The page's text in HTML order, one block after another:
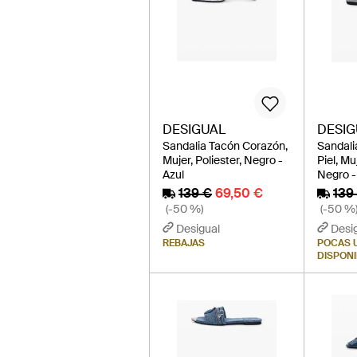
DESIGUAL
Sandalia Tacón Corazón,
Mujer, Poliester, Negro -
Azul
139 €69,50 €
(-50 %)
Desigual
REBAJAS
Piel,
Negro
(-50 %)
POCAS